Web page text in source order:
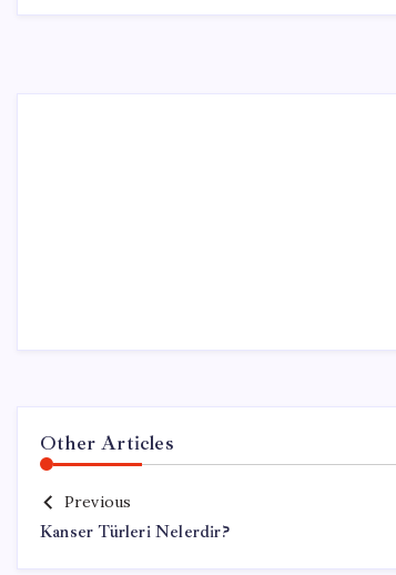
Other Articles
Previous
Kanser Türleri Nelerdir?